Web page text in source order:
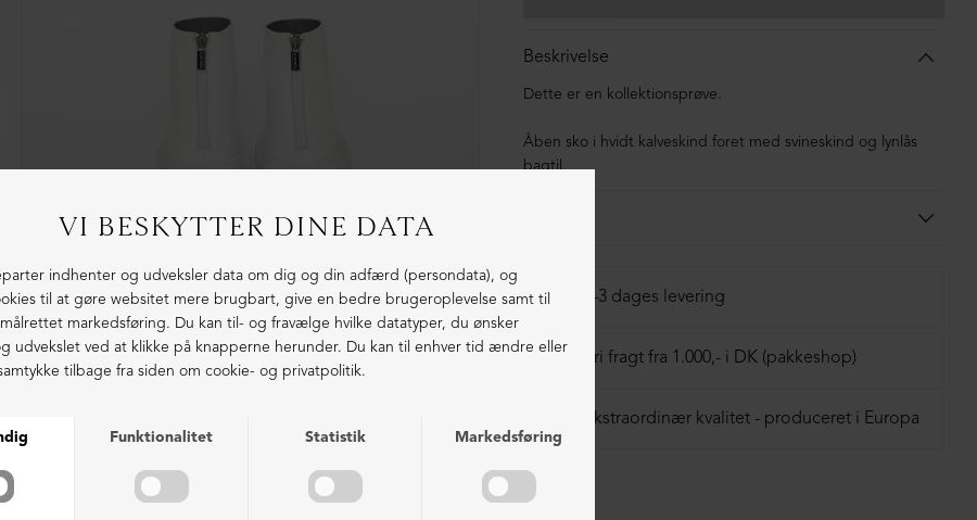
Beskrivelse
Dette er en kollektionsprøve.
Åben sko i hvidt kalveskind foret med svineskind og lynlås
bagtil.
1-3 dages levering
Fri fragt fra 1.000,- i DK (pakkeshop)
Ekstraordinær kvalitet - produceret i Europa